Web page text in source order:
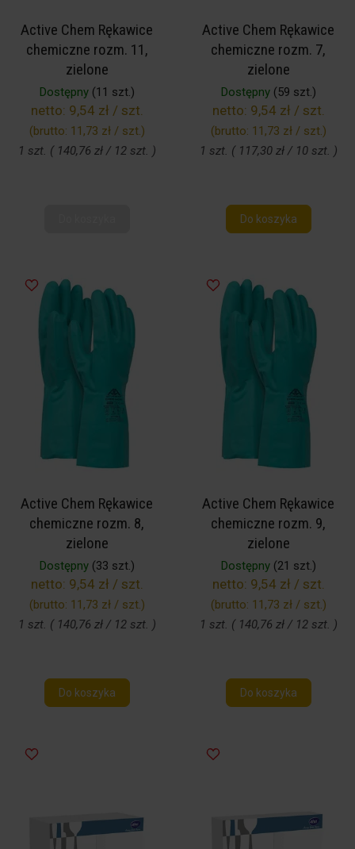
Active Chem Rękawice
chemiczne rozm. 11,
zielone
Dostępny(11 szt.)
netto: 9,54 zł / szt.
(brutto: 11,73 zł / szt.)
1 szt. ( 140,76 zł / 12 szt. )
Active Chem Rękawice
chemiczne rozm. 7,
zielone
Dostępny(59 szt.)
netto: 9,54 zł / szt.
(brutto: 11,73 zł / szt.)
1 szt. ( 117,30 zł / 10 szt. )
Do koszyka
Active Chem Rękawice
chemiczne rozm. 8,
zielone
Dostępny(33 szt.)
netto: 9,54 zł / szt.
(brutto: 11,73 zł / szt.)
1 szt. ( 140,76 zł / 12 szt. )
Do koszyka
Active Chem Rękawice
chemiczne rozm. 9,
zielone
Dostępny(21 szt.)
netto: 9,54 zł / szt.
(brutto: 11,73 zł / szt.)
1 szt. ( 140,76 zł / 12 szt. )
Do koszyka